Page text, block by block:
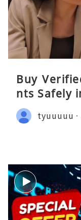
Buy
nts Safely
tyuuuuu